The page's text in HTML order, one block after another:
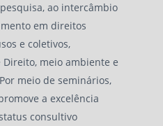
ao intercâmbio
em direitos
e coletivos,
Direito, meio ambiente e
meio de seminários,
a excelência
consultivo